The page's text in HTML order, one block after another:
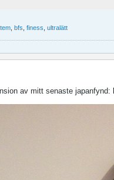
bfs finess ultralätt
av mitt senaste japanfynd: